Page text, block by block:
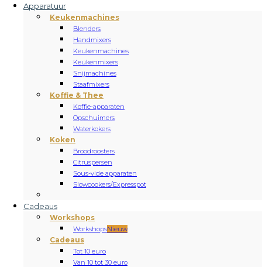
Apparatuur
Keukenmachines
Blenders
Handmixers
Keukenmachines
Keukenmixers
Snijmachines
Staafmixers
Koffie & Thee
Koffie-apparaten
Opschuimers
Waterkokers
Koken
Broodroosters
Citruspersen
Sous-vide apparaten
Slowcookers/Expresspot
Cadeaus
Workshops
WorkshopsNieuw
Cadeaus
Tot 10 euro
Van 10 tot 30 euro